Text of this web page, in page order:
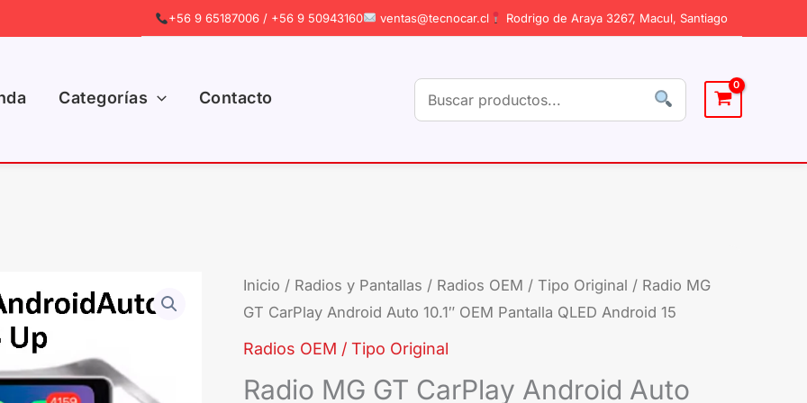
+56 9 65187006 / +56 9 50943160 ventas@tecnocar.cl Rodrigo de Araya 3267, Macul, Santiago
Categorías Contacto
Inicio / Radios y Pantallas / Radios OEM / Tipo Original / Radio MG
GT CarPlay Android Auto 10.1″ OEM Pantalla QLED Android 15
Radios OEM / Tipo Original
Radio MG GT CarPlay Android Auto